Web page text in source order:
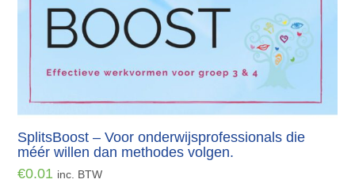
SplitsBoost – Voor onderwijsprofessionals die
méér willen dan methodes volgen.
€0.01 inc. BTW